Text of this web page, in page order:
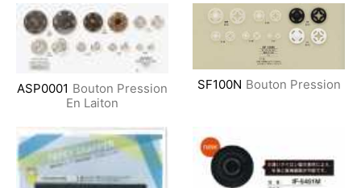
ASP0001 Bouton Pression
En Laiton
SF100N Bouton Pression